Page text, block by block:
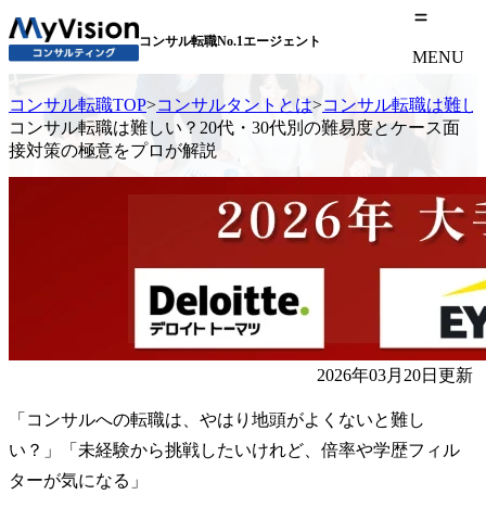
コンサル転職No.1エージェント
MENU
コンサル転職TOP>コンサルタントとは>コンサル転職は難し
コンサル転職は難しい？20代・30代別の難易度とケース面
接対策の極意をプロが解説
2026年03月20日更新
「コンサルへの転職は、やはり地頭がよくないと難し
い？」「未経験から挑戦したいけれど、倍率や学歴フィル
ターが気になる」